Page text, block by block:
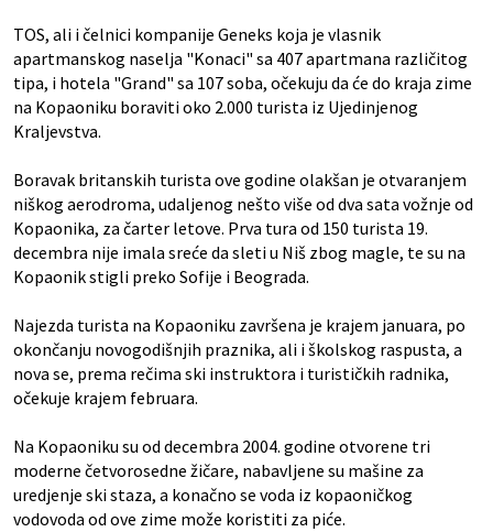
TOS, ali i čelnici kompanije Geneks koja je vlasnik
apartmanskog naselja "Konaci" sa 407 apartmana različitog
tipa, i hotela "Grand" sa 107 soba, očekuju da će do kraja zime
na Kopaoniku boraviti oko 2.000 turista iz Ujedinjenog
Kraljevstva.
Boravak britanskih turista ove godine olakšan je otvaranjem
niškog aerodroma, udaljenog nešto više od dva sata vožnje od
Kopaonika, za čarter letove. Prva tura od 150 turista 19.
decembra nije imala sreće da sleti u Niš zbog magle, te su na
Kopaonik stigli preko Sofije i Beograda.
Najezda turista na Kopaoniku završena je krajem januara, po
okončanju novogodišnjih praznika, ali i školskog raspusta, a
nova se, prema rečima ski instruktora i turističkih radnika,
očekuje krajem februara.
Na Kopaoniku su od decembra 2004. godine otvorene tri
moderne četvorosedne žičare, nabavljene su mašine za
uredjenje ski staza, a konačno se voda iz kopaoničkog
vodovoda od ove zime može koristiti za piće.